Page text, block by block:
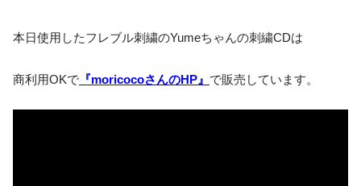
本日使用したフレブル刺繍のYumeちゃんの刺繍CDは
商利用OKで 『moricocoさんのHP』 で販売しています。